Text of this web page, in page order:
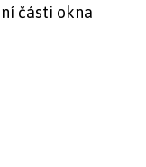
části okna